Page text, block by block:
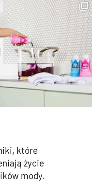
które
życie
mody.